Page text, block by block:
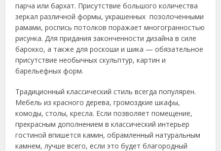
парча или бархат. Присутствие большого количества
зеркал различной формы, украшенных позолоченными
рамами, роспись потолков поражает многогранностью
рисунка. Для придания законченности дизайна в силе
барокко, а также для роскоши и шика — обязательное
присутствие необычных скульптур, картин и
барельефных форм.
Традиционный классический стиль всегда популярен.
Мебель из красного дерева, громоздкие шкафы,
комоды, столы, кресла. Если позволяет помещение,
прекрасным дополнением в классический интерьер
гостиной впишется камин, обрамленный натуральным
камнем, лучше всего, если это будет благородный